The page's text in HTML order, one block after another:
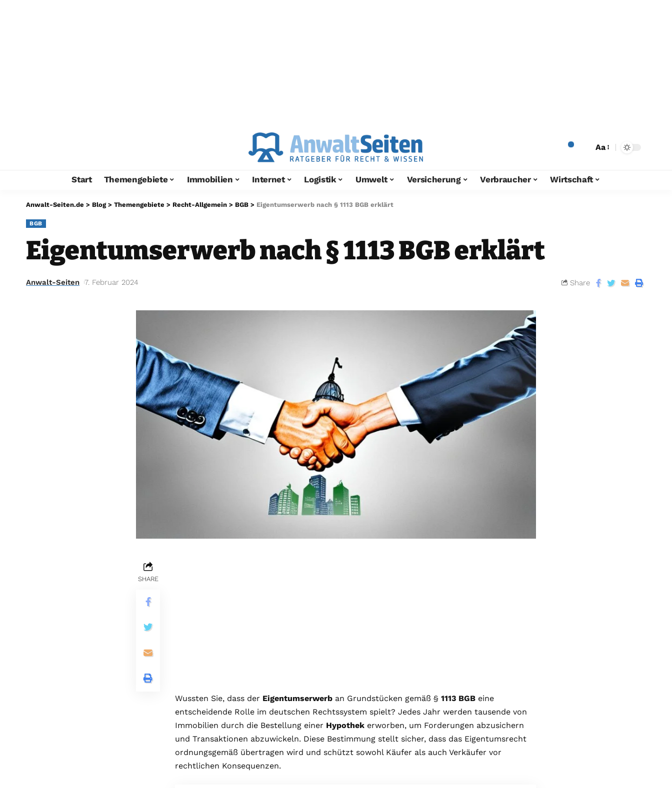
Aa
Start Themengebiete Immobilien Internet Logistik Umwelt Versicherung Verbraucher Wirtschaft
Anwalt-Seiten.de > Blog> Themengebiete > Recht-Allgemein > BGB > Eigentumserwerb nach § 1113 BGB erklärt
BGB
Eigentumserwerb nach § 1113 BGB erklärt
Anwalt-Seiten 7. Februar 2024 Share
SHARE
Wussten Sie, dass der Eigentumserwerb an Grundstücken gemäß § 1113 BGB eine
entscheidende Rolle im deutschen Rechtssystem spielt? Jedes Jahr werden tausende von
Immobilien durch die Bestellung einer Hypothek erworben, um Forderungen abzusichern
und Transaktionen abzuwickeln. Diese Bestimmung stellt sicher, dass das Eigentumsrecht
ordnungsgemäß übertragen wird und schützt sowohl Käufer als auch Verkäufer vor
rechtlichen Konsequenzen.